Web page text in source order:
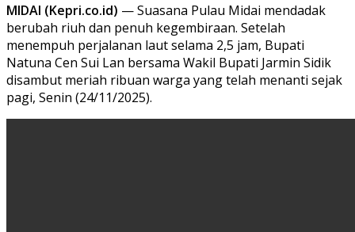
MIDAI (Kepri.co.id) — Suasana Pulau Midai mendadak
berubah riuh dan penuh kegembiraan. Setelah
menempuh perjalanan laut selama 2,5 jam, Bupati
Natuna Cen Sui Lan bersama Wakil Bupati Jarmin Sidik
disambut meriah ribuan warga yang telah menanti sejak
pagi, Senin (24/11/2025).